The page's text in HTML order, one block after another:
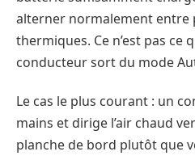
alterner normalement entre
thermiques. Ce n’est pas ce
conducteur sort du mode
Le cas le plus courant : un
mains et dirige l’air chaud
planche de bord plutôt que